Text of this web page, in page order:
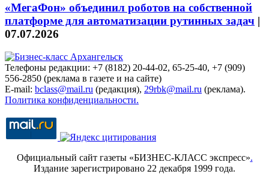
«МегаФон» объединил роботов на собственной
платформе для автоматизации рутинных задач |
07.07.2026
Телефоны редакции: +7 (8182) 20-44-02, 65-25-40, +7 (909)
556-2850 (реклама в газете и на сайте)
E-mail: bclass@mail.ru (редакция), 29rbk@mail.ru (реклама).
Политика конфиденциальности.
Официальный сайт газеты «БИЗНЕС-КЛАСС экспресс».
Издание зарегистрировано 22 декабря 1999 года.